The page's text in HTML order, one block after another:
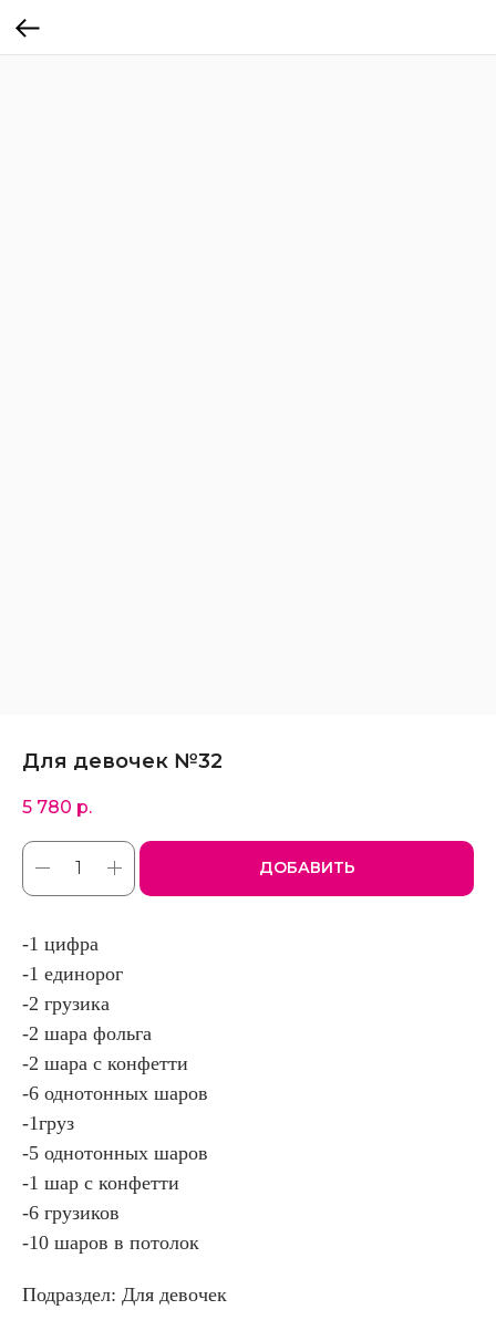
Для девочек №32
5 780 р.
ДОБАВИТЬ
-1 цифра
-1 единорог
-2 грузика
-2 шара фольга
-2 шара с конфетти
-6 однотонных шаров
-1груз
-5 однотонных шаров
-1 шар с конфетти
-6 грузиков
-10 шаров в потолок
Подраздел: Для девочек